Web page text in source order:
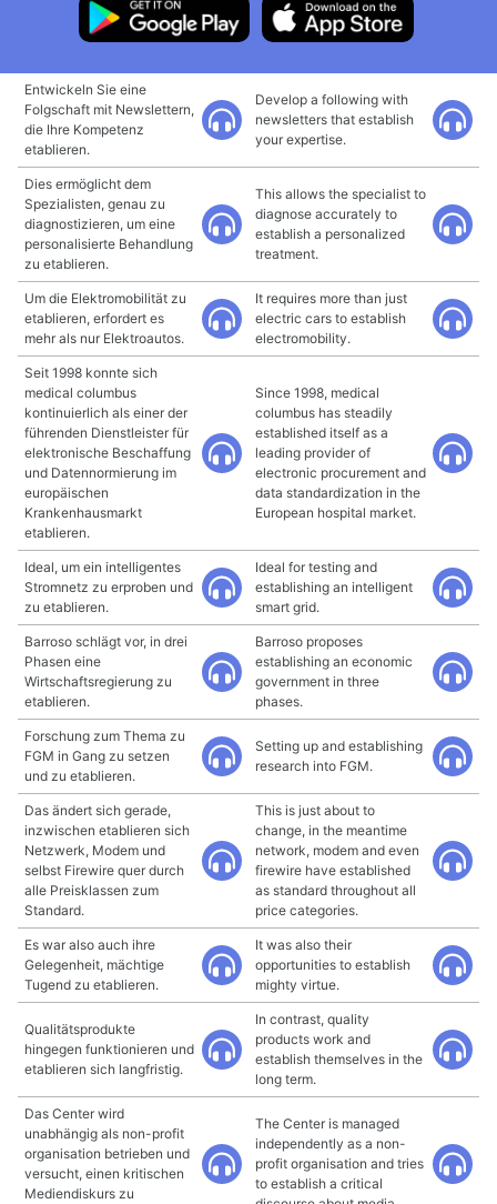
Entwickeln Sie eine
Folgschaft mit Newslettern,
die Ihre Kompetenz
etablieren.
Develop a following with
newsletters that establish
your expertise.
Dies ermöglicht dem
Spezialisten, genau zu
diagnostizieren, um eine
personalisierte Behandlung
zu etablieren.
This allows the specialist to
diagnose accurately to
establish a personalized
treatment.
Um die Elektromobilität zu
etablieren, erfordert es
mehr als nur Elektroautos.
It requires more than just
electric cars to establish
electromobility.
Seit 1998 konnte sich
medical columbus
kontinuierlich als einer der
führenden Dienstleister für
elektronische Beschaffung
und Datennormierung im
europäischen
Krankenhausmarkt
etablieren.
Since 1998, medical
columbus has steadily
established itself as a
leading provider of
electronic procurement and
data standardization in the
European hospital market.
Ideal, um ein intelligentes
Stromnetz zu erproben und
zu etablieren.
Ideal for testing and
establishing an intelligent
smart grid.
Barroso schlägt vor, in drei
Phasen eine
Wirtschaftsregierung zu
etablieren.
Barroso proposes
establishing an economic
government in three
phases.
Forschung zum Thema zu
FGM in Gang zu setzen
und zu etablieren.
Setting up and establishing
research into FGM.
Das ändert sich gerade,
inzwischen etablieren sich
Netzwerk, Modem und
selbst Firewire quer durch
alle Preisklassen zum
Standard.
This is just about to
change, in the meantime
network, modem and even
firewire have established
as standard throughout all
price categories.
Es war also auch ihre
Gelegenheit, mächtige
Tugend zu etablieren.
It was also their
opportunities to establish
mighty virtue.
Qualitätsprodukte
hingegen funktionieren und
etablieren sich langfristig.
In contrast, quality
products work and
establish themselves in the
long term.
Das Center wird
unabhängig als non-profit
organisation betrieben und
versucht, einen kritischen
Mediendiskurs zu
The Center is managed
independently as a non-
profit organisation and tries
to establish a critical